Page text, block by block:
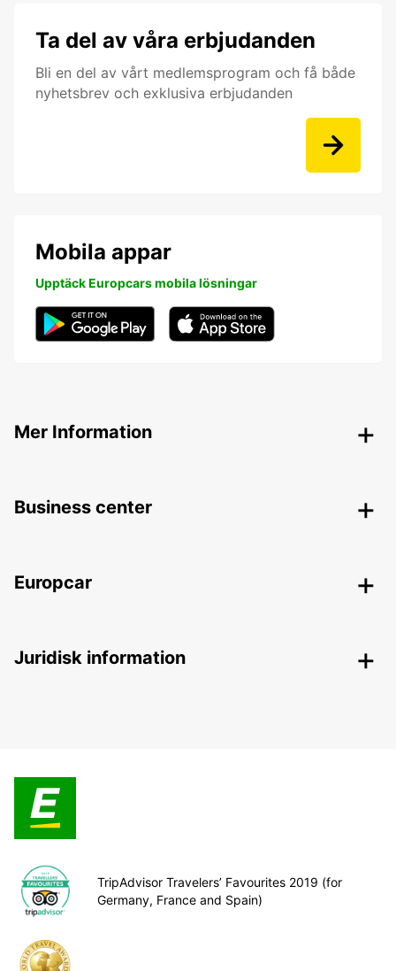
Ta del av våra erbjudanden
Bli en del av vårt medlemsprogram och få både
nyhetsbrev och exklusiva erbjudanden
Mobila appar
Upptäck Europcars mobila lösningar
Mer Information
Business center
Europcar
Juridisk information
TripAdvisor Travelers’ Favourites 2019 (for
Germany, France and Spain)